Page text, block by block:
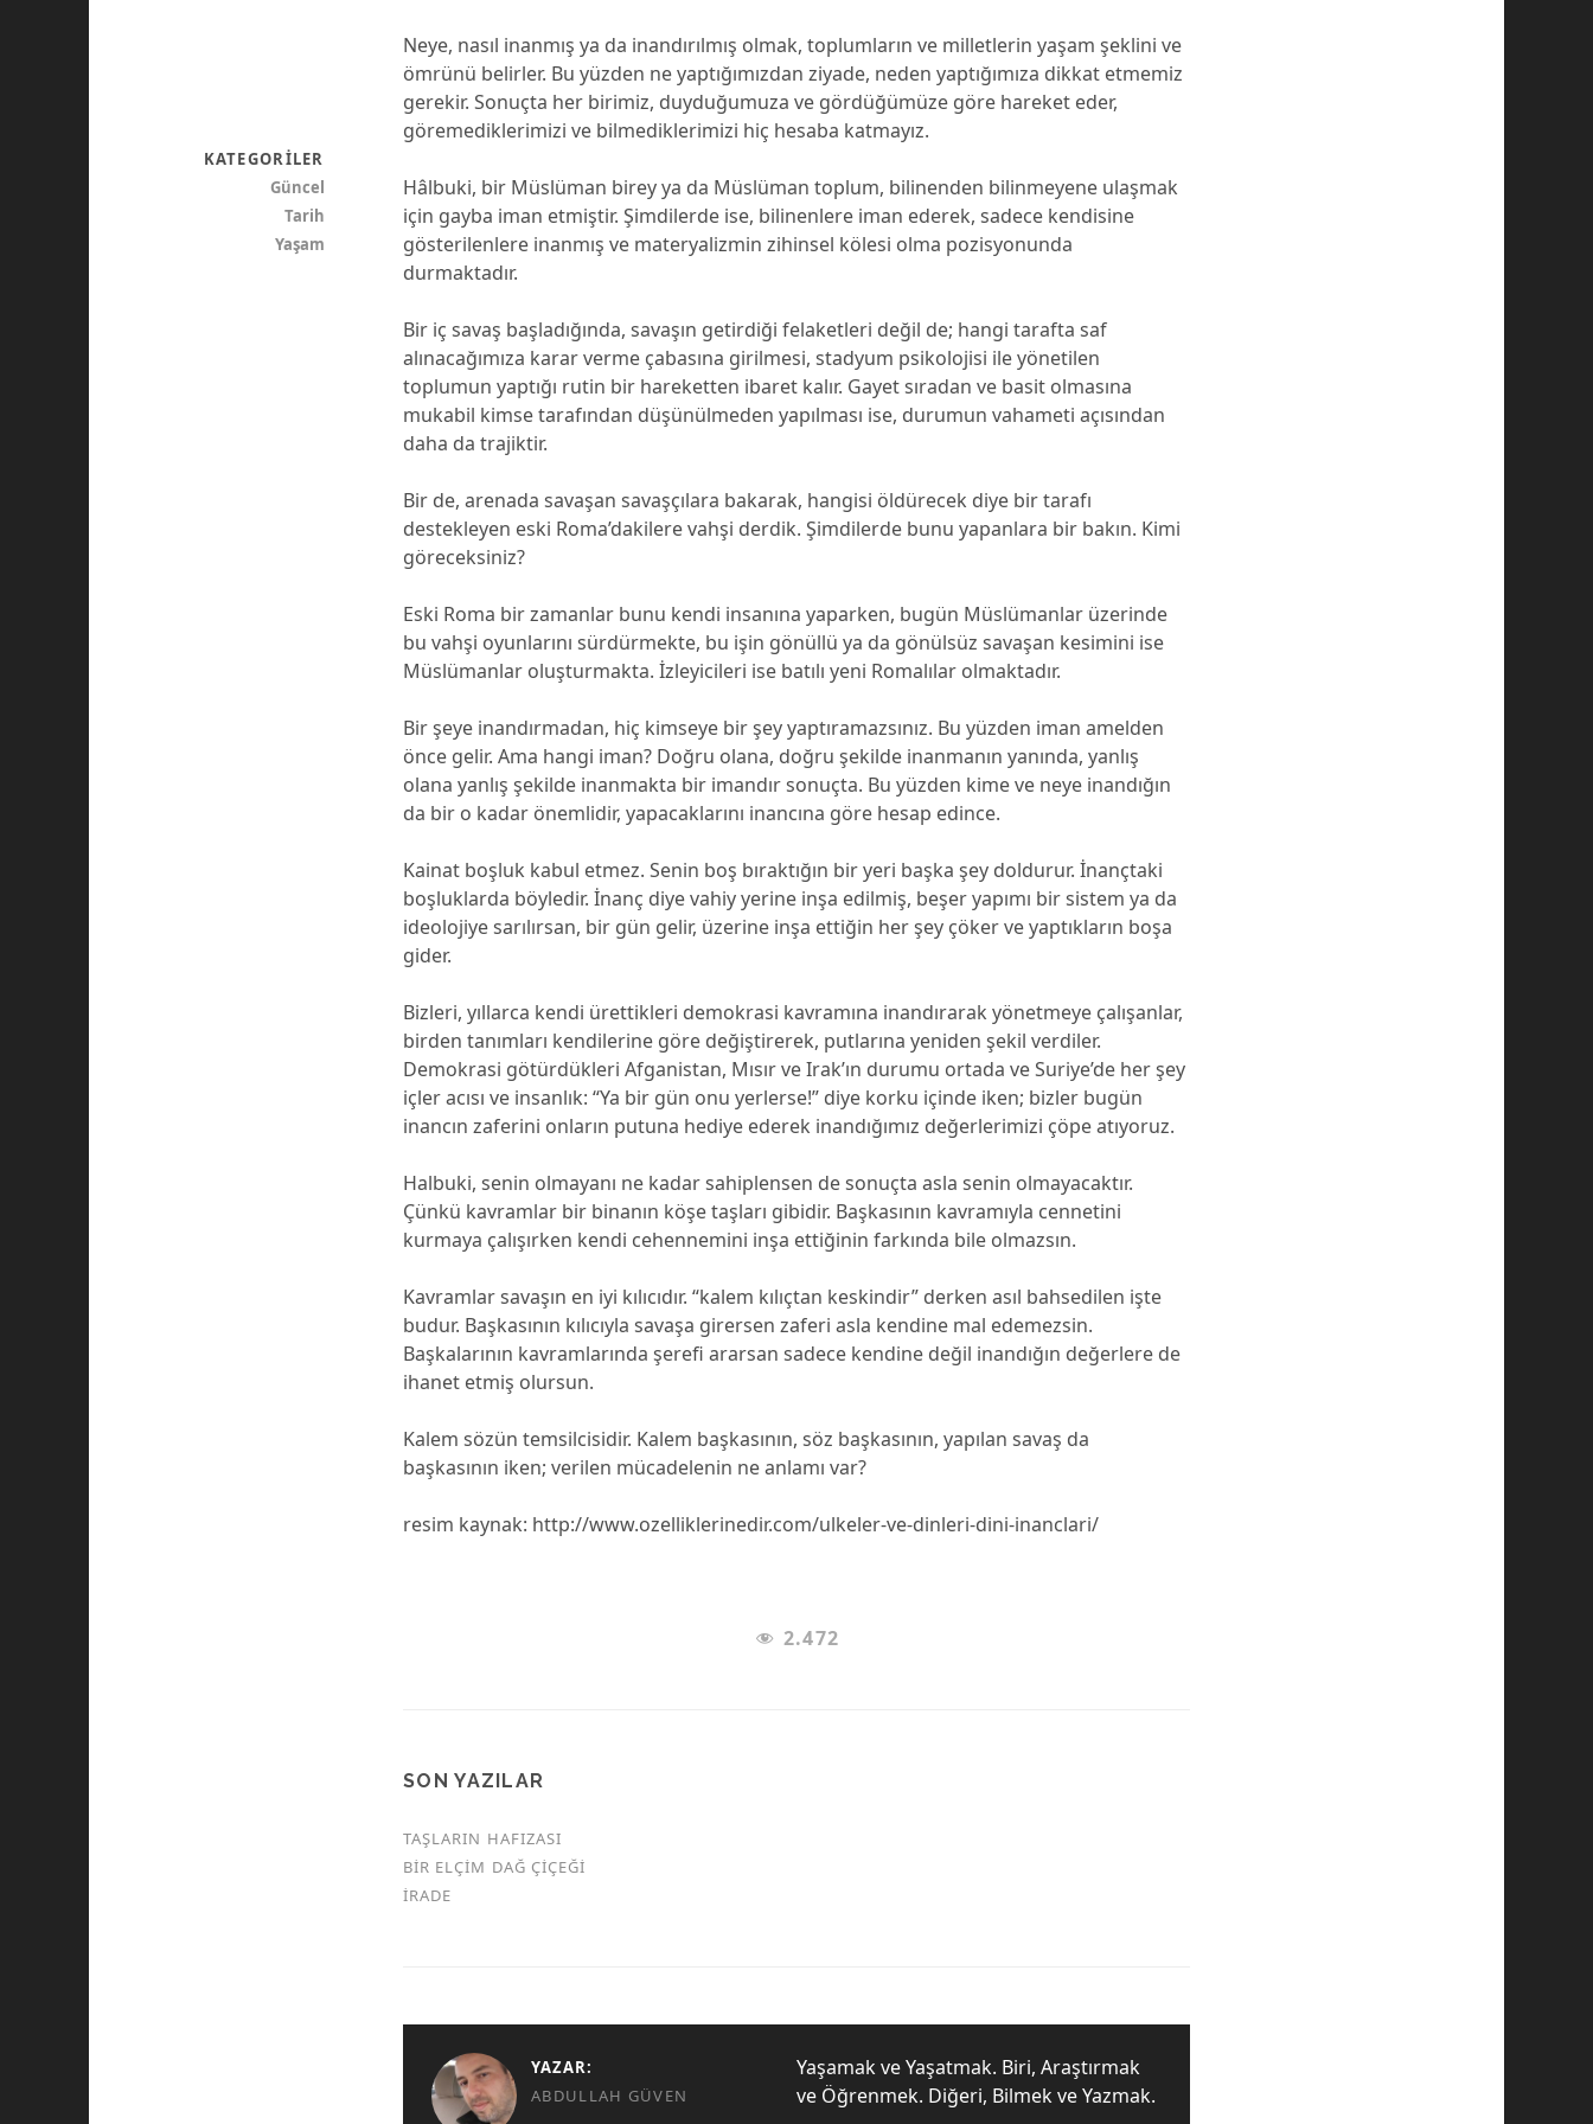
Neye, nasıl inanmış ya da inandırılmış olmak, toplumların ve milletlerin yaşam şeklini ve
ömrünü belirler. Bu yüzden ne yaptığımızdan ziyade, neden yaptığımıza dikkat etmemiz
gerekir. Sonuçta her birimiz, duyduğumuza ve gördüğümüze göre hareket eder,
göremediklerimizi ve bilmediklerimizi hiç hesaba katmayız.
Hâlbuki, bir Müslüman birey ya da Müslüman toplum, bilinenden bilinmeyene ulaşmak
için gayba iman etmiştir. Şimdilerde ise, bilinenlere iman ederek, sadece kendisine
gösterilenlere inanmış ve materyalizmin zihinsel kölesi olma pozisyonunda
durmaktadır.
Bir iç savaş başladığında, savaşın getirdiği felaketleri değil de; hangi tarafta saf
alınacağımıza karar verme çabasına girilmesi, stadyum psikolojisi ile yönetilen
toplumun yaptığı rutin bir hareketten ibaret kalır. Gayet sıradan ve basit olmasına
mukabil kimse tarafından düşünülmeden yapılması ise, durumun vahameti açısından
daha da trajiktir.
Bir de, arenada savaşan savaşçılara bakarak, hangisi öldürecek diye bir tarafı
destekleyen eski Roma’dakilere vahşi derdik. Şimdilerde bunu yapanlara bir bakın. Kimi
göreceksiniz?
Eski Roma bir zamanlar bunu kendi insanına yaparken, bugün Müslümanlar üzerinde
bu vahşi oyunlarını sürdürmekte, bu işin gönüllü ya da gönülsüz savaşan kesimini ise
Müslümanlar oluşturmakta. İzleyicileri ise batılı yeni Romalılar olmaktadır.
Bir şeye inandırmadan, hiç kimseye bir şey yaptıramazsınız. Bu yüzden iman amelden
önce gelir. Ama hangi iman? Doğru olana, doğru şekilde inanmanın yanında, yanlış
olana yanlış şekilde inanmakta bir imandır sonuçta. Bu yüzden kime ve neye inandığın
da bir o kadar önemlidir, yapacaklarını inancına göre hesap edince.
Kainat boşluk kabul etmez. Senin boş bıraktığın bir yeri başka şey doldurur. İnançtaki
boşluklarda böyledir. İnanç diye vahiy yerine inşa edilmiş, beşer yapımı bir sistem ya da
ideolojiye sarılırsan, bir gün gelir, üzerine inşa ettiğin her şey çöker ve yaptıkların boşa
gider.
Bizleri, yıllarca kendi ürettikleri demokrasi kavramına inandırarak yönetmeye çalışanlar,
birden tanımları kendilerine göre değiştirerek, putlarına yeniden şekil verdiler.
Demokrasi götürdükleri Afganistan, Mısır ve Irak’ın durumu ortada ve Suriye’de her şey
içler acısı ve insanlık: “Ya bir gün onu yerlerse!” diye korku içinde iken; bizler bugün
inancın zaferini onların putuna hediye ederek inandığımız değerlerimizi çöpe atıyoruz.
Halbuki, senin olmayanı ne kadar sahiplensen de sonuçta asla senin olmayacaktır.
Çünkü kavramlar bir binanın köşe taşları gibidir. Başkasının kavramıyla cennetini
kurmaya çalışırken kendi cehennemini inşa ettiğinin farkında bile olmazsın.
Kavramlar savaşın en iyi kılıcıdır. “kalem kılıçtan keskindir” derken asıl bahsedilen işte
budur. Başkasının kılıcıyla savaşa girersen zaferi asla kendine mal edemezsin.
Başkalarının kavramlarında şerefi ararsan sadece kendine değil inandığın değerlere de
ihanet etmiş olursun.
Kalem sözün temsilcisidir. Kalem başkasının, söz başkasının, yapılan savaş da
başkasının iken; verilen mücadelenin ne anlamı var?
resim kaynak: http://www.ozelliklerinedir.com/ulkeler-ve-dinleri-dini-inanclari/
2.472
SON YAZILAR
TAŞLARIN HAFIZASI
BIR ELÇIM DAĞ ÇIÇEĞI
İRADE
KATEGORILER
Güncel
Tarih
Yaşam
YAZAR:
ABDULLAH GÜVEN
Yaşamak ve Yaşatmak. Biri, Araştırmak
ve Öğrenmek. Diğeri, Bilmek ve Yazmak.